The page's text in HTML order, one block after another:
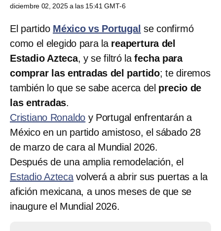
diciembre 02, 2025 a las 15:41 GMT-6
El partido México vs Portugal se confirmó
como el elegido para lareapertura del
Estadio Azteca, y se filtró la fecha para
comprar las entradas del partido; te diremos
también lo que se sabe acerca del precio de
las entradas.
Cristiano Ronaldo y Portugal enfrentarán a
México en un partido amistoso, el sábado 28
de marzo de cara al Mundial 2026.
Después de una amplia remodelación, el
Estadio Aztecavolverá a abrir sus puertas a la
afición mexicana, a unos meses de que se
inaugure el Mundial 2026.